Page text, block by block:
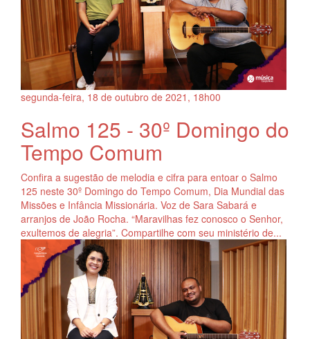
segunda-feira, 18 de outubro de 2021, 18h00
Salmo 125 - 30º Domingo do
Tempo Comum
Confira a sugestão de melodia e cifra para entoar o Salmo
125 neste 30º Domingo do Tempo Comum, Dia Mundial das
Missões e Infância Missionária. Voz de Sara Sabará e
arranjos de João Rocha. “Maravilhas fez conosco o Senhor,
exultemos de alegria”. Compartilhe com seu ministério de...